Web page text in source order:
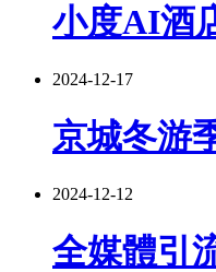
小度AI酒
2024-12-17
京城冬游
2024-12-12
全媒體引